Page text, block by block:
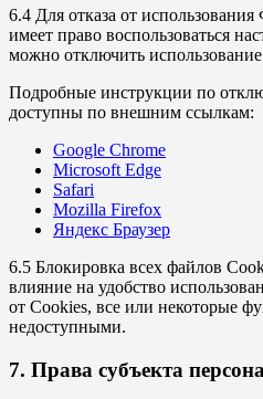
6.4 Для отказа от
имеет право воспользоваться
можно отключить
Подробные инструкции по
доступны по внешним ссылкам:
Google Chrome
Microsoft Edge
Safari
Mozilla Firefox
Яндекс Браузер
6.5 Блокировка всех файлов
влияние на удобство
от Cookies, все или некоторые
недоступными.
7. Права субъекта